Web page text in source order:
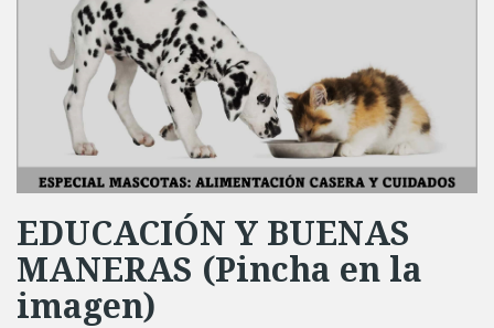
EDUCACIÓN Y BUENAS
MANERAS (Pincha en la
imagen)